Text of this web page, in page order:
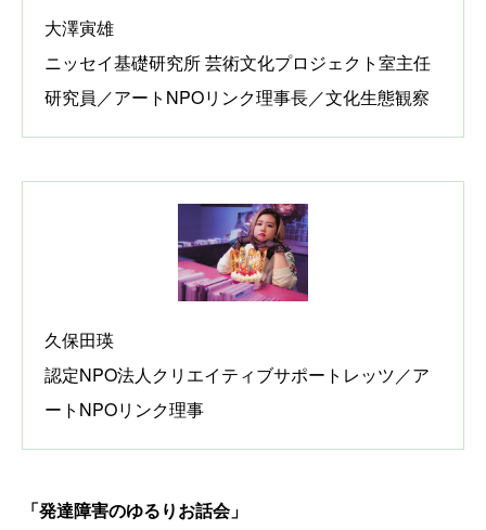
大澤寅雄
ニッセイ基礎研究所 芸術文化プロジェクト室主任
研究員／アートNPOリンク理事長／文化生態観察
久保田瑛
認定NPO法人クリエイティブサポートレッツ／ア
ートNPOリンク理事
「発達障害のゆるりお話会」